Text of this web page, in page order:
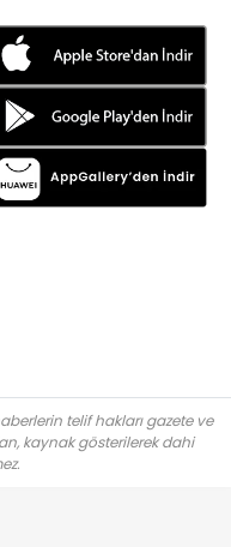
telif hakları gazete ve
kaynak gösterilerek dahi